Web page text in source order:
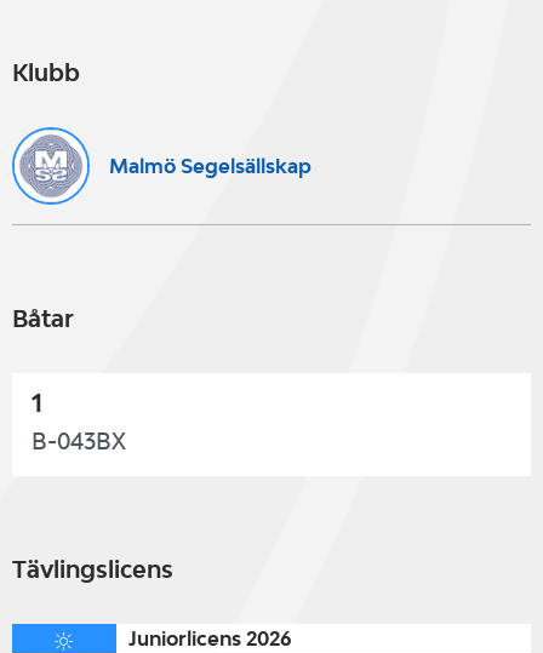
Klubb
Malmö Segelsällskap
Båtar
1
B-043BX
Tävlingslicens
Juniorlicens 2026